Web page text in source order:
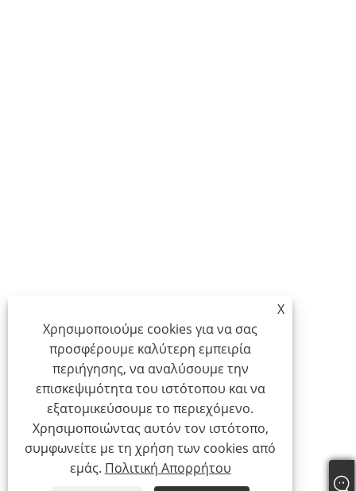
X
Χρησιμοποιούμε cookies για να σας
προσφέρουμε καλύτερη εμπειρία
περιήγησης, να αναλύσουμε την
επισκεψιμότητα του ιστότοπου και να
εξατομικεύσουμε το περιεχόμενο.
Χρησιμοποιώντας αυτόν τον ιστότοπο,
συμφωνείτε με τη χρήση των cookies από
εμάς. Πολιτική Απορρήτου